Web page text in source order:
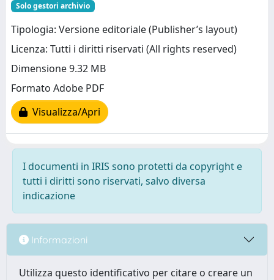
Solo gestori archivio
Tipologia: Versione editoriale (Publisher’s layout)
Licenza: Tutti i diritti riservati (All rights reserved)
Dimensione 9.32 MB
Formato Adobe PDF
Visualizza/Apri
I documenti in IRIS sono protetti da copyright e
tutti i diritti sono riservati, salvo diversa
indicazione
Informazioni
Utilizza questo identificativo per citare o creare un